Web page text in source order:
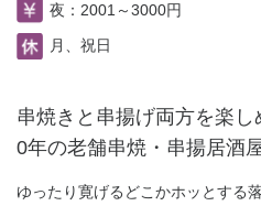
夜：2001～3000円
月、祝日
串焼きと串揚げ両方を楽
0年の老舗串焼・串揚居酒
ゆったり寛げるどこかホッとする